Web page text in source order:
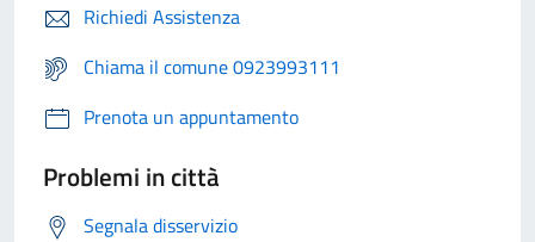
Richiedi Assistenza
Chiama il comune 0923993111
Prenota un appuntamento
Problemi in città
Segnala disservizio